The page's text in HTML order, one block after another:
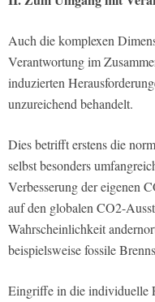
Auch die komplexen
Verantwortung im
induzierten
unzureichend behandelt.
Dies betrifft erstens die
selbst besonders
Verbesserung der eigenen
auf den globalen CO2-
Wahrscheinlichkeit
beispielsweise fossile
Eingriffe in die individuelle